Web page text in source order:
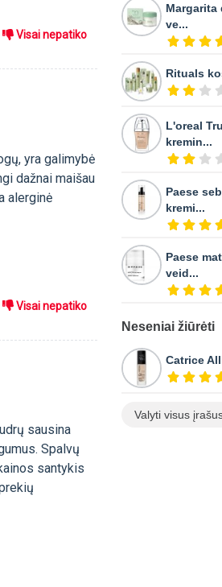
Visai nepatiko
yra galimybė
dažnai maišau
alerginė
Visai nepatiko
sausina
Spalvų
santykis
Margarita
ve...
Rituals
L'oreal
kremin...
Paese
kremi...
Paese
veid...
Neseniai žiūrėti
Catrice
Valyti visus